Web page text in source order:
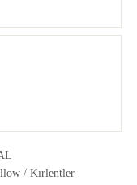
/ Kırlentler